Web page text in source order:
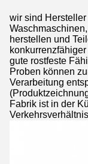
wir sind
herstellen und
gute rostfeste
Proben können
Verarbeitung
Fabrik ist in der